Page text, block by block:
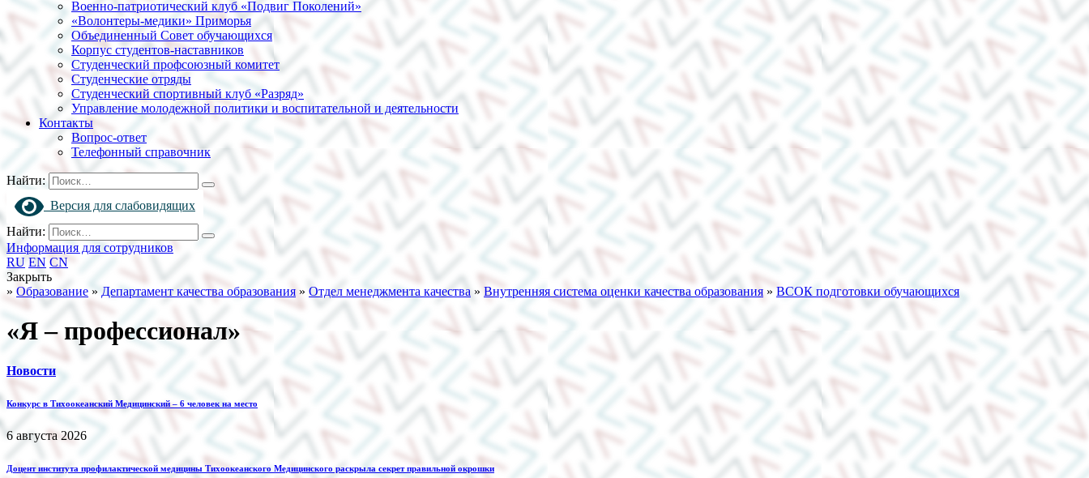
Военно-патриотический клуб «Подвиг Поколений»
«Волонтеры-медики» Приморья
Объединенный Совет обучающихся
Корпус студентов-наставников
Студенческий профсоюзный комитет
Студенческие отряды
Студенческий спортивный клуб «Разряд»
Управление молодежной политики и воспитательной и деятельности
Контакты
Вопрос-ответ
Телефонный справочник
Найти:
Версия для слабовидящих
Найти:
Информация для сотрудников
RU EN CN
Закрыть
» Образование » Департамент качества образования » Отдел менеджмента качества » Внутренняя система оценки качества образования » ВСОК подготовки обучающихся
«Я – профессионал»
Новости
Конкурс в Тихоокеанский Медицинский – 6 человек на место
6 августа 2026
Доцент института профилактической медицины Тихоокеанского Медицинского раскрыла секрет правильной окрошки